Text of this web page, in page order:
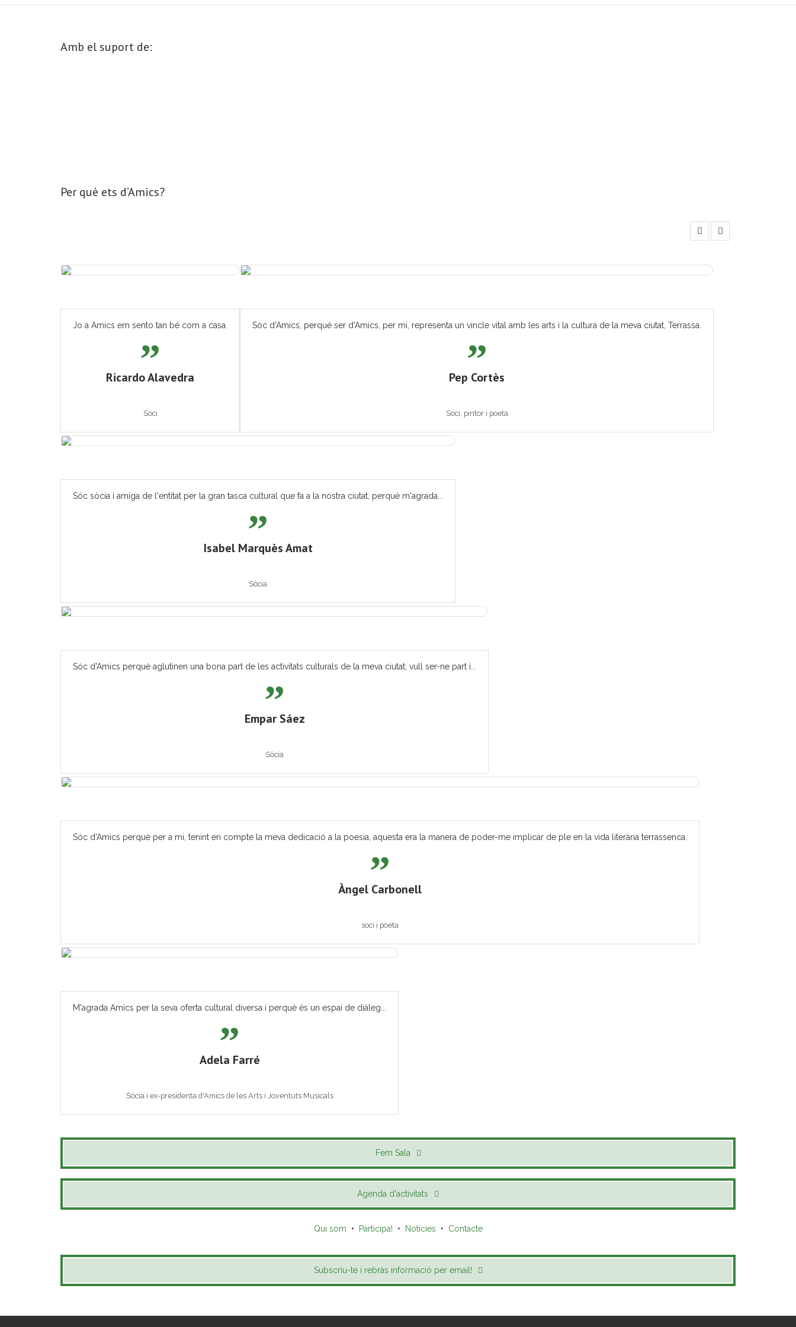
Amb el suport de:
Per què ets d’Amics?
Jo a Amics em sento tan bé com a casa.
Ricardo Alavedra
Soci
Sóc d'Amics, perquè ser d'Amics, per mi, representa un vincle vital amb les arts i la cultura de la meva ciutat, Terrassa.
Pep Cortès
Soci, pintor i poeta
Sóc sòcia i amiga de l'entitat per la gran tasca cultural que fa a la nostra ciutat, perquè m'agrada...
Isabel Marquès Amat
Sòcia
Sóc d'Amics perquè aglutinen una bona part de les activitats culturals de la meva ciutat; vull ser-ne part i...
Empar Sáez
Sòcia
Sóc d'Amics perquè per a mi, tenint en compte la meva dedicació a la poesia, aquesta era la manera de poder-me implicar de ple en la vida literària terrassenca.
Àngel Carbonell
soci i poeta
M'agrada Amics per la seva oferta cultural diversa i perquè és un espai de diàleg...
Adela Farré
Sòcia i ex-presidenta d'Amics de les Arts i Joventuts Musicals
Fem Sala
Agenda d'activitats
Qui som • Participa! • Notícies • Contacte
Subscriu-te i rebràs informació per email!